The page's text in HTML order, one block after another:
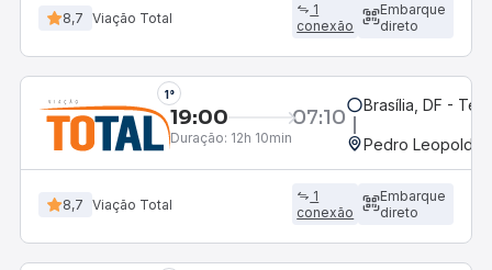
8,7 Viação Total
1
conexão
Embarque
direto
1°
19:00 07:10
Duração: 12h 10min
Brasília, DF -
Pedro Leopoldo,
8,7 Viação Total
1
conexão
Embarque
direto